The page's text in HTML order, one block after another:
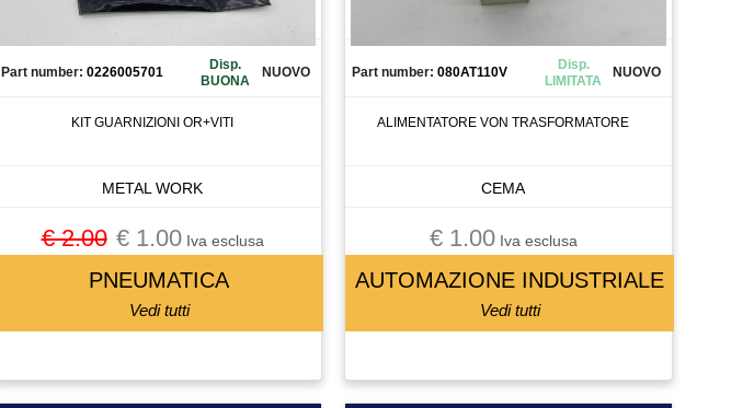
Part number: 0226005701
Disp.
BUONA
NUOVO
KIT GUARNIZIONI OR+VITI
METAL WORK
€ 2.00 € 1.00Iva esclusa
PNEUMATICA
Vedi tutti
Part number: 080AT110V
Disp.
LIMITATA
NUOVO
ALIMENTATORE VON TRASFORMATORE
CEMA
€ 1.00Iva esclusa
AUTOMAZIONE INDUSTRIALE
Vedi tutti